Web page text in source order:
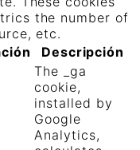
the number of
etc.
Descripción
The _ga
cookie,
installed by
Google
Analytics,